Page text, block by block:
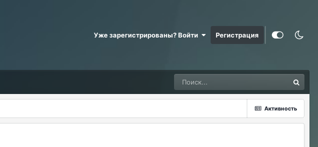
Уже зарегистрированы? Войти Регистрация
Активность